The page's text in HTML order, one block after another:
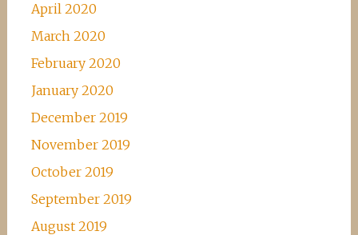
April 2020
March 2020
February 2020
January 2020
December 2019
November 2019
October 2019
September 2019
August 2019